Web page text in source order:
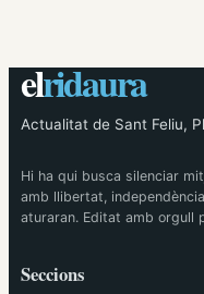
elridaura
Actualitat de Sant Feliu,
Hi ha qui busca silenciar
amb llibertat,
aturaran. Editat amb orgull
Seccions